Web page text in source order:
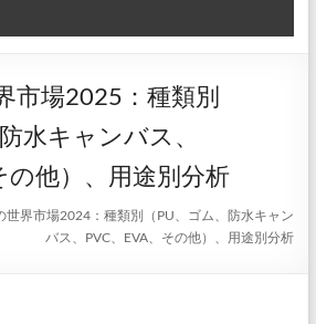
市場2025：種類別
水キャンバス、
の他）、用途別分析
世界市場2024：種類別（PU、ゴム、防水キャン
バス、PVC、EVA、その他）、用途別分析